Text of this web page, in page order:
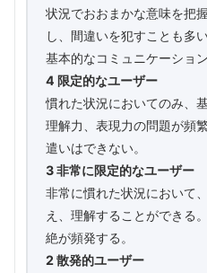
状況でおおまかな意味を把
し、間違いを犯すことも多
基本的なコミュニケーショ
4 限定的なユーザー
慣れた状況においてのみ、
理解力、表現力の問題が頻
遣いはできない。
3 非常に限定的なユーザー
非常に慣れた状況において
え、理解することができる
絶が頻発する。
2 散発的ユーザー